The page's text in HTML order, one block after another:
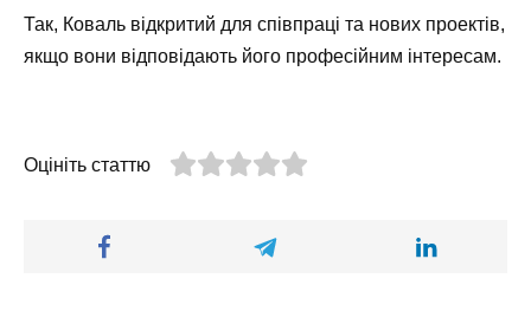
Так, Коваль відкритий для співпраці та нових проектів,
якщо вони відповідають його професійним інтересам.
Оцініть статтю